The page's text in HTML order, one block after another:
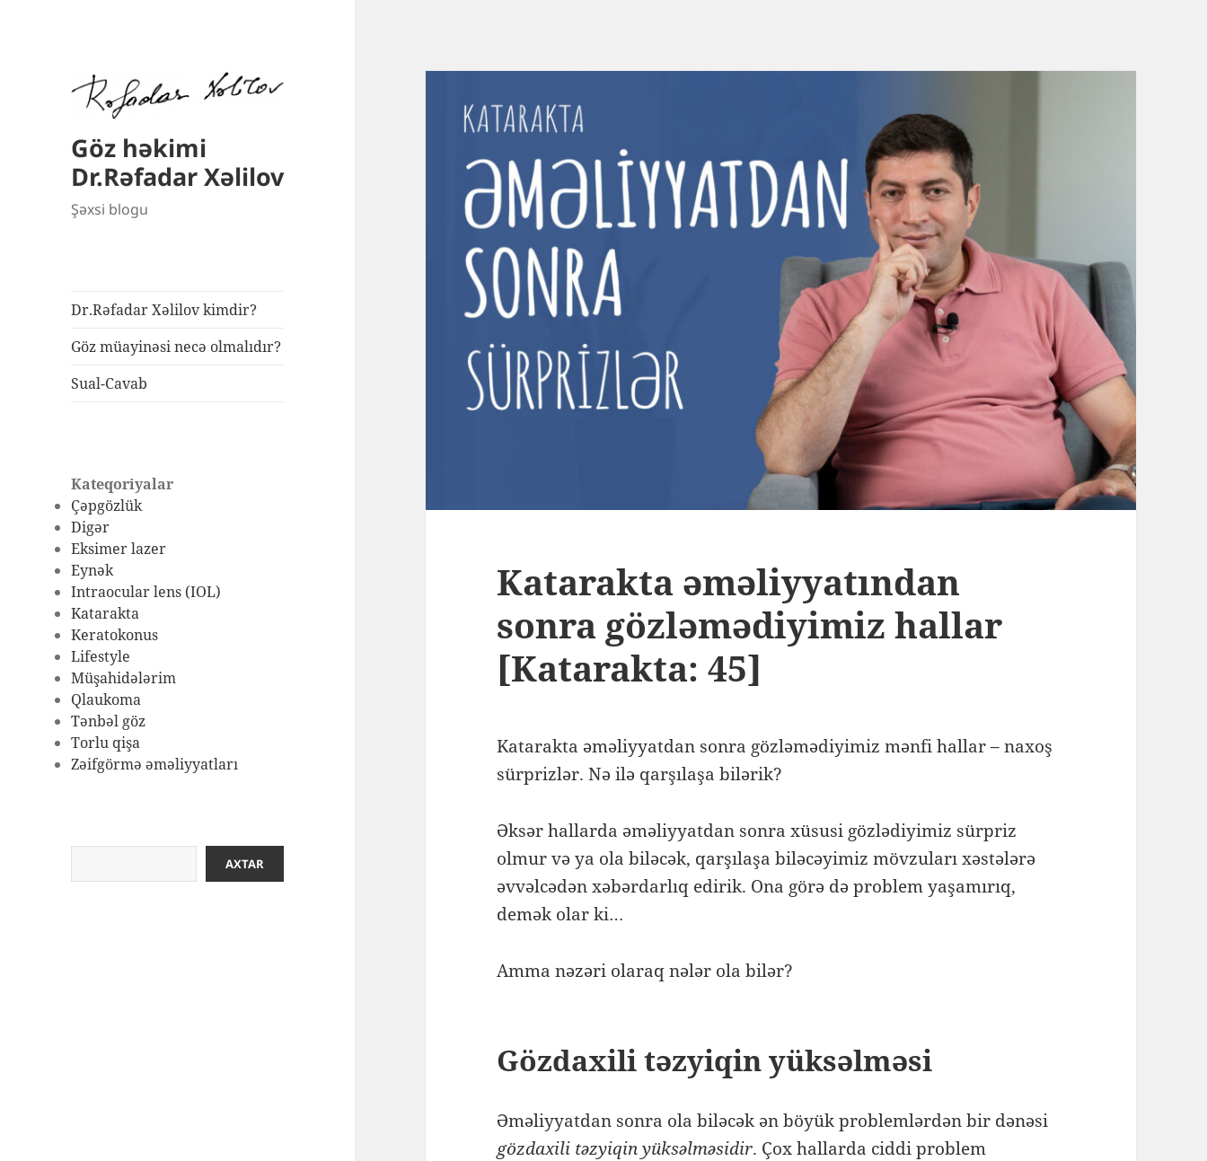
Göz həkimi
Dr.Rəfadar Xəlilov
Şəxsi blogu
Dr.Rəfadar Xəlilov kimdir?
Göz müayinəsi necə olmalıdır?
Sual-Cavab
Kateqoriyalar
Çəpgözlük
Digər
Eksimer lazer
Eynək
Intraocular lens (IOL)
Katarakta
Keratokonus
Lifestyle
Müşahidələrim
Qlaukoma
Tənbəl göz
Torlu qişa
Zəifgörmə əməliyyatları
AXTAR
Katarakta əməliyyatından
sonra gözləmədiyimiz hallar
[Katarakta: 45]
Katarakta əməliyyatdan sonra gözləmədiyimiz mənfi hallar – naxoş
sürprizlər. Nə ilə qarşılaşa bilərik?
Əksər hallarda əməliyyatdan sonra xüsusi gözlədiyimiz sürpriz
olmur və ya ola biləcək, qarşılaşa biləcəyimiz mövzuları xəstələrə
əvvəlcədən xəbərdarlıq edirik. Ona görə də problem yaşamırıq,
demək olar ki…
Amma nəzəri olaraq nələr ola bilər?
Gözdaxili təzyiqin yüksəlməsi
Əməliyyatdan sonra ola biləcək ən böyük problemlərdən bir dənəsi
gözdaxili təzyiqin yüksəlməsidir. Çox hallarda ciddi problem